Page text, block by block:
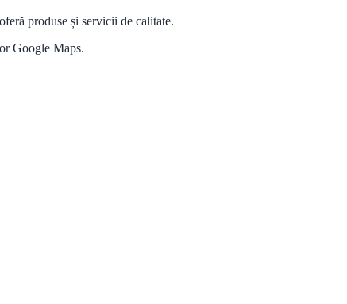
produse și servicii de calitate.
Google Maps.